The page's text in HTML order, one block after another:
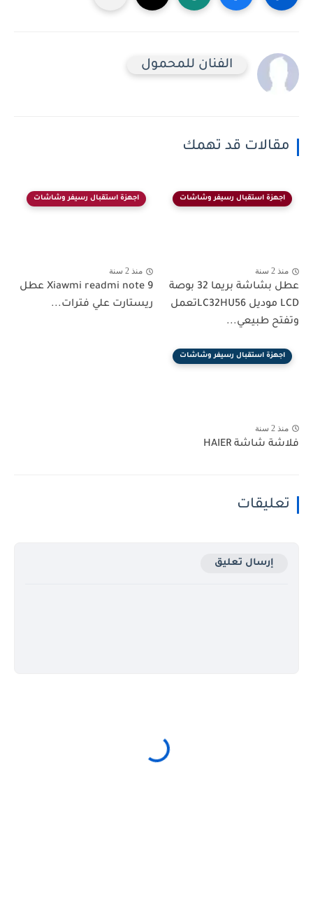
الفنان للمحمول
مقالات قد تهمك
اجهزة استقبال رسيفر وشاشات
منذ 2 سنة
عطل بشاشة بريما 32 بوصة
LCD موديل LC32HU56تعمل
وتفتح طبيعي...
اجهزة استقبال رسيفر وشاشات
منذ 2 سنة
Xiawmi readmi note 9 عطل
ريستارت علي فترات...
اجهزة استقبال رسيفر وشاشات
منذ 2 سنة
فلاشة شاشة HAIER
تعليقات
إرسال تعليق